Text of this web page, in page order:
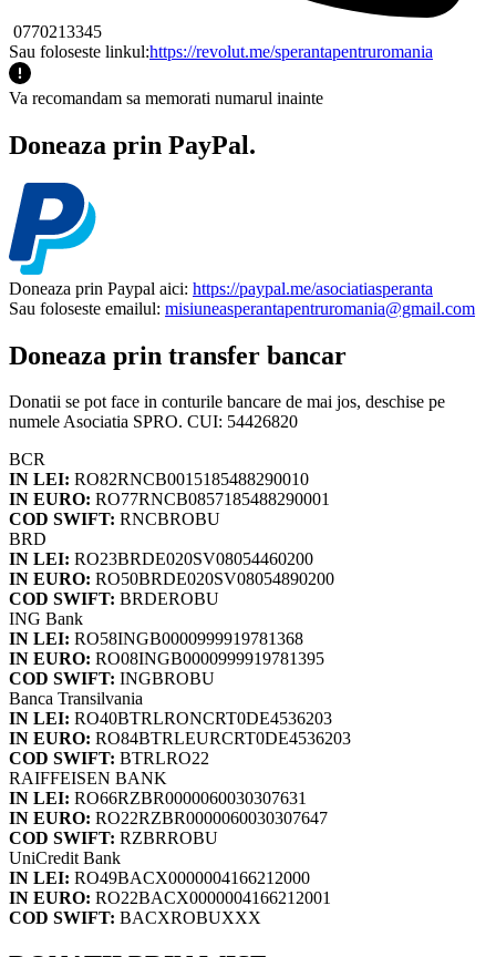
0770213345
Sau foloseste linkul:https://revolut.me/sperantapentruromania
Va recomandam sa memorati numarul inainte
Doneaza prin PayPal.
Doneaza prin Paypal aici: https://paypal.me/asociatiasperanta
Sau foloseste emailul: misiuneasperantapentruromania@gmail.com
Doneaza prin transfer bancar
Donatii se pot face in conturile bancare de mai jos, deschise pe
numele Asociatia SPRO. CUI: 54426820
BCR
IN LEI: RO82RNCB0015185488290010
IN EURO: RO77RNCB0857185488290001
COD SWIFT: RNCBROBU
BRD
IN LEI: RO23BRDE020SV08054460200
IN EURO: RO50BRDE020SV08054890200
COD SWIFT: BRDEROBU
ING Bank
IN LEI: RO58INGB0000999919781368
IN EURO: RO08INGB0000999919781395
COD SWIFT: INGBROBU
Banca Transilvania
IN LEI: RO40BTRLRONCRT0DE4536203
IN EURO: RO84BTRLEURCRT0DE4536203
COD SWIFT: BTRLRO22
RAIFFEISEN BANK
IN LEI: RO66RZBR0000060030307631
IN EURO: RO22RZBR0000060030307647
COD SWIFT: RZBRROBU
UniCredit Bank
IN LEI: RO49BACX0000004166212000
IN EURO: RO22BACX0000004166212001
COD SWIFT: BACXROBUXXX